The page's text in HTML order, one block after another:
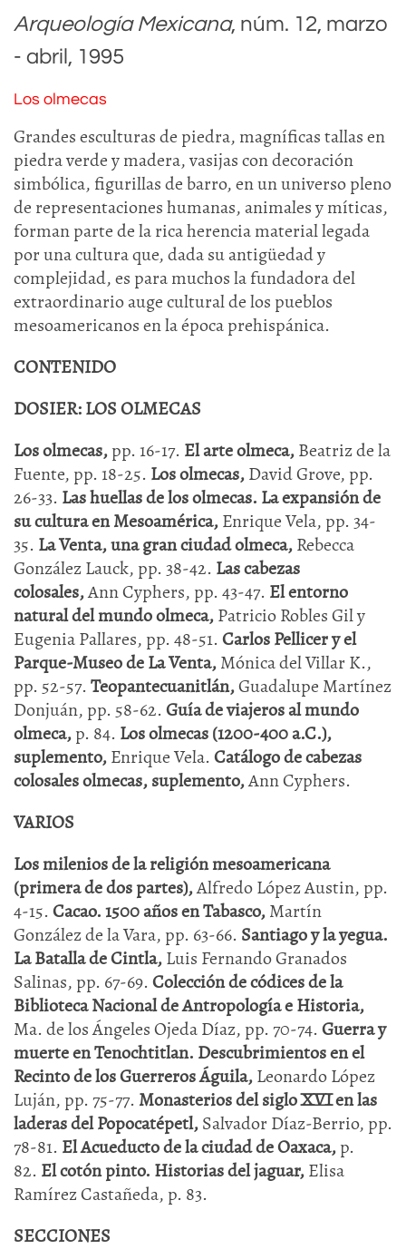
Arqueología Mexicana, núm. 12, marzo
- abril, 1995
Los olmecas
Grandes esculturas de piedra, magníficas tallas en
piedra verde y madera, vasijas con decoración
simbólica, figurillas de barro, en un universo pleno
de representaciones humanas, animales y míticas,
forman parte de la rica herencia material legada
por una cultura que, dada su antigüedad y
complejidad, es para muchos la fundadora del
extraordinario auge cultural de los pueblos
mesoamericanos en la época prehispánica.
CONTENIDO
DOSIER:LOS OLMECAS
Los olmecas,pp. 16-17. El arte olmeca,Beatriz de la
Fuente, pp. 18-25. Los olmecas,David Grove, pp.
26-33. Las huellas de los olmecas. La expansión de
su cultura en Mesoamérica,Enrique Vela, pp. 34-
35. La Venta, una gran ciudad olmeca,Rebecca
González Lauck, pp. 38-42. Las cabezas
colosales,Ann Cyphers, pp. 43-47. El entorno
natural del mundo olmeca,Patricio Robles Gil y
Eugenia Pallares, pp. 48-51.Carlos Pellicer y el
Parque-Museo de La Venta,Mónica del Villar K.,
pp. 52-57.Teopantecuanitlán,Guadalupe Martínez
Donjuán, pp. 58-62.Guía de viajeros al mundo
olmeca,p. 84. Los olmecas (1200-400 a.C.),
suplemento,Enrique Vela.Catálogo de cabezas
colosales olmecas, suplemento,Ann Cyphers.
VARIOS
Los milenios de la religión mesoamericana
(primera de dos partes),Alfredo López Austin, pp.
4-15.Cacao. 1500 años en Tabasco,Martín
González de la Vara, pp. 63-66. Santiago y la yegua.
La Batalla de Cintla,Luis Fernando Granados
Salinas, pp. 67-69.Colección de códices de la
Biblioteca Nacional de Antropología e Historia,
Ma. de los Ángeles Ojeda Díaz, pp. 70-74.Guerra y
muerte en Tenochtitlan. Descubrimientos en el
Recinto de los Guerreros Águila,Leonardo López
Luján, pp. 75-77. Monasterios del siglo XVI en las
laderas del Popocatépetl,Salvador Díaz-Berrio, pp.
78-81. El Acueducto de la ciudad de Oaxaca,p.
82. El cotón pinto. Historias del jaguar,Elisa
Ramírez Castañeda, p. 83.
SECCIONES